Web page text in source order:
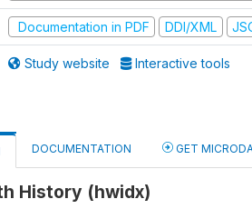
Documentation in PDF DDI/XML
Study website Interactive tools
DOCUMENTATION GET
History (hwidx)